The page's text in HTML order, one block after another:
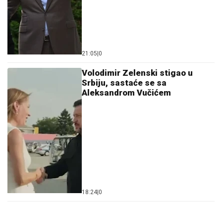
21:05 0
Volodimir Zelenski stigao u
Srbiju, sastaće se sa
Aleksandrom Vučićem
18:24 0